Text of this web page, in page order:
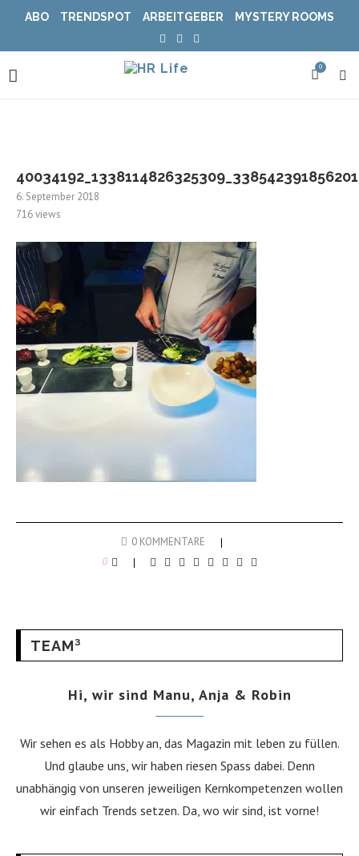
ABO TRENDSPOT ARBEITGEBER MYSTERY ROOMS
0
6. September 2018
716views
0 KOMMENTARE
0
TEAM³
Hi, wir sind Manu, Anja & Robin
Wir sehen es als Hobby an, das Magazin mit leben zu füllen.
Und glaube uns, wir haben riesen Spass dabei. Denn
unabhängig von unseren jeweiligen Kernkompetenzen wollen
wir einfach Trends setzen. Da, wo wir sind, ist vorne!